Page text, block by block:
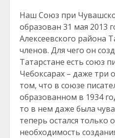
Наш Союз при
образован 31 мая 2013
Алексеевского района
членов. Для чего он
Татарстане есть союз
Чебоксарах – даже три
том, что в союзе
образованном в 1934
то в нем даже была
теперь остался только
необходимость